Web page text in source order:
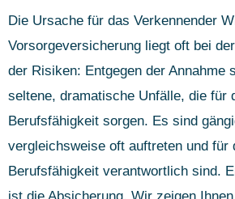
Die Ursache für das Verkennender
Vorsorgeversicherung liegt oft bei
der Risiken: Entgegen der Annahme
seltene, dramatische Unfälle, die für
Berufsfähigkeit sorgen. Es sind
vergleichsweise oft auftreten und für
Berufsfähigkeit verantwortlich sind.